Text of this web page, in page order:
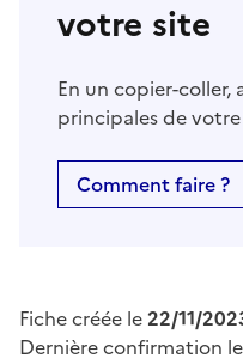
votre site
En un copier-
principales de
Comment faire ?
Fiche créée le22/11/
Dernière confirmation le